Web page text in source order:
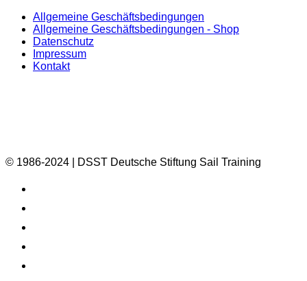
Allgemeine Geschäftsbedingungen
Allgemeine Geschäftsbedingungen - Shop
Datenschutz
Impressum
Kontakt
© 1986-2024 | DSST Deutsche Stiftung Sail Training